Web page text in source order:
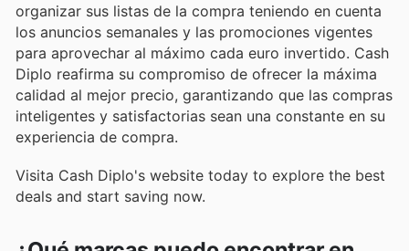
organizar sus listas de la compra teniendo en cuenta
los anuncios semanales y las promociones vigentes
para aprovechar al máximo cada euro invertido. Cash
Diplo reafirma su compromiso de ofrecer la máxima
calidad al mejor precio, garantizando que las compras
inteligentes y satisfactorias sean una constante en su
experiencia de compra.
Visita Cash Diplo's website today to explore the best
deals and start saving now.